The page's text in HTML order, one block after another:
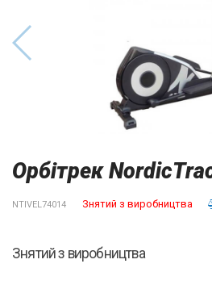
Орбітрек
NTIVEL74014 Знятий з виробництва
Знятий з виробництва